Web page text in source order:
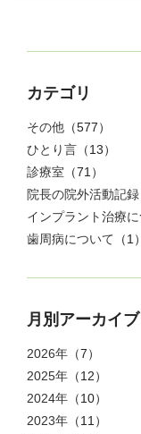
カテゴリ
その他 （577）
ひとり言 （13）
診療室 （71）
院長の院外活動記録
インプラント治療
歯周病について （1）
月別アーカイブ
2026年 （7）
2025年 （12）
2024年 （10）
2023年 （11）